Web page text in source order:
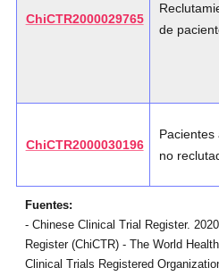
ChiCTR2000029765
de
ChiCTR2000030196
Pacientes
no
Fuentes:
- Chinese Clinical Trial Register.
Register (ChiCTR) - The World
Clinical Trials Registered